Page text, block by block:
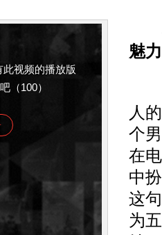
视频的播放版
（100）
魅
人
个
在
中
这
为